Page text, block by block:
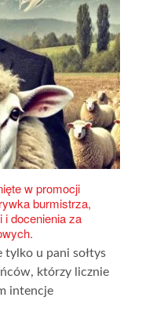
w promocji
burmistrza,
docenienia za
tylko u pani sołtys
którzy licznie
intencje